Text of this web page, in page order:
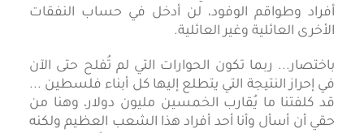
أفراد وطواقم الوفود، لن أدخل في حساب النفقات
الأخرى العائلية وغير العائلية.
باختصار... ربما تكون الحوارات التي لم تُفلح حتى الآن
في إحراز النتيجة التي يتطلع إليها كل أبناء فلسطين ...
قد كلفتنا ما يُقارب الخمسين مليون دولار، وهنا من
حقي أن أسأل وأنا أحد أفراد هذا الشعب العظيم ولكنه